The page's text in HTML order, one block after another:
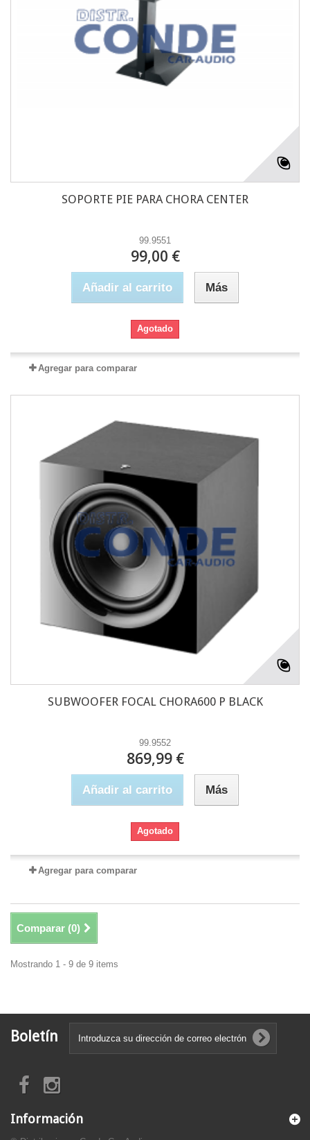
SOPORTE PIE PARA CHORA CENTER
99.9551
99,00 €
Añadir al carrito Más
Agotado
Agregar para comparar
SUBWOOFER FOCAL CHORA600 P BLACK
99.9552
869,99 €
Añadir al carrito Más
Agotado
Agregar para comparar
Comparar (0)
Mostrando 1 - 9 de 9 items
Boletín
Información